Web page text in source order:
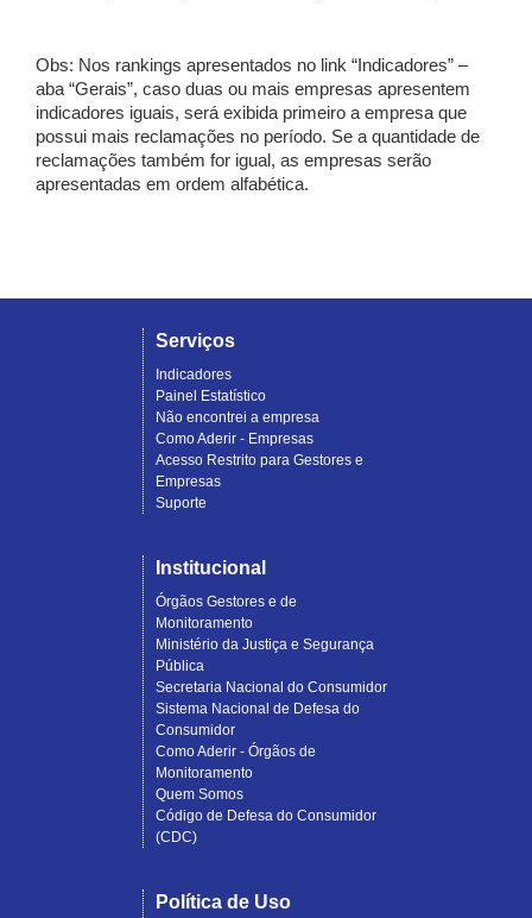
Obs: Nos rankings apresentados no link “Indicadores” –
aba “Gerais”, caso duas ou mais empresas apresentem
indicadores iguais, será exibida primeiro a empresa que
possui mais reclamações no período. Se a quantidade de
reclamações também for igual, as empresas serão
apresentadas em ordem alfabética.
Serviços
Indicadores
Painel Estatístico
Não encontrei a empresa
Como Aderir - Empresas
Acesso Restrito para Gestores e
Empresas
Suporte
Institucional
Órgãos Gestores e de
Monitoramento
Ministério da Justiça e Segurança
Pública
Secretaria Nacional do Consumidor
Sistema Nacional de Defesa do
Consumidor
Como Aderir - Órgãos de
Monitoramento
Quem Somos
Código de Defesa do Consumidor
(CDC)
Política de Uso